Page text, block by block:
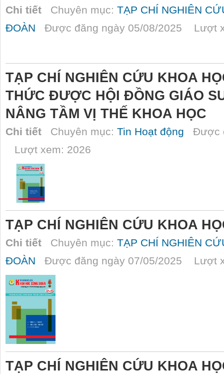
Chi tiết Chuyên mục: TẠP CHÍ NGHIÊN
ĐOÀN Được đăng ngày 05/08/2025 Lượt
TẠP CHÍ NGHIÊN CỨU KHOA
THỨC ĐƯỢC HỘI ĐỒNG GIÁO
NÂNG TẦM VỊ THẾ KHOA HỌC
Chi tiết Chuyên mục: Tin Hoạt động Được
Lượt xem: 2026
TẠP CHÍ NGHIÊN CỨU KHOA
Chi tiết Chuyên mục: TẠP CHÍ NGHIÊN
ĐOÀN Được đăng ngày 07/05/2025 Lượt
TẠP CHÍ NGHIÊN CỨU KHOA